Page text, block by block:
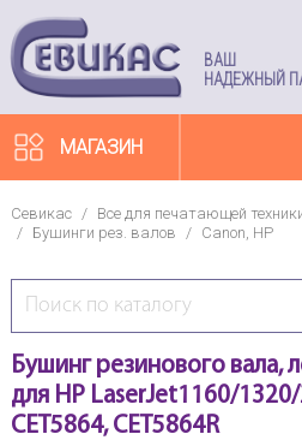
ВАШ
НАДЕЖНЫЙ
МАГАЗИН
Севикас / Все для печатающей
/
Бушинги рез. валов / Canon, HP
Бушинг резинового вала,
для HP LaserJet1160/
CET5864, CET5864R